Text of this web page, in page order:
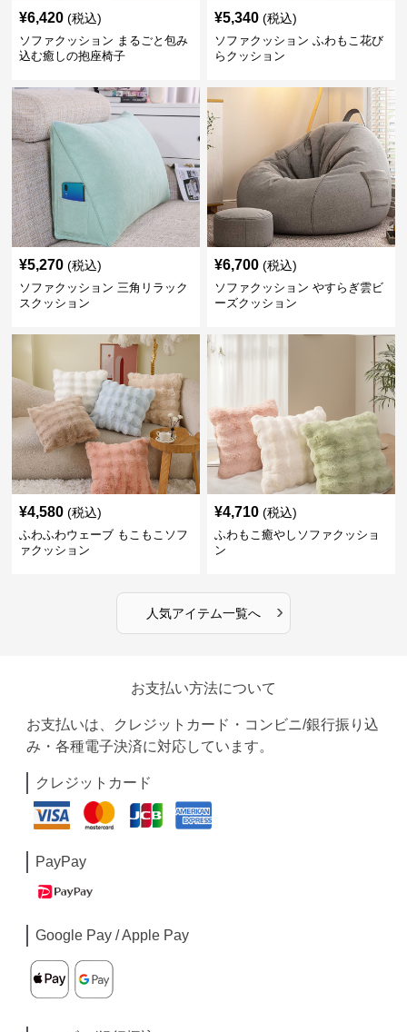
¥6,420 (税込)
ソファクッション まるごと包み
込む癒しの抱座椅子
¥5,340 (税込)
ソファクッション ふわもこ花び
らクッション
¥5,270 (税込)
ソファクッション 三角リラック
スクッション
¥6,700 (税込)
ソファクッション やすらぎ雲ビ
ーズクッション
¥4,580 (税込)
ふわふわウェーブ もこもこソフ
ァクッション
¥4,710 (税込)
ふわもこ癒やしソファクッショ
ン
人気アイテム一覧へ ›
お支払い方法について
お支払いは、クレジットカード・コンビニ/銀行振り込
み・各種電子決済に対応しています。
クレジットカード
PayPay
Google Pay / Apple Pay